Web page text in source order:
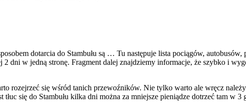
dotarcia do Stambułu są … Tu następuje lista pociągów,
dni w jedną stronę. Fragment dalej znajdziemy informacje, że szybko i
rozejrzeć się wśród tanich przewoźników. Nie tylko warto ale wręcz
się do Stambułu kilka dni można za mniejsze pieniądze dotrzeć tam w